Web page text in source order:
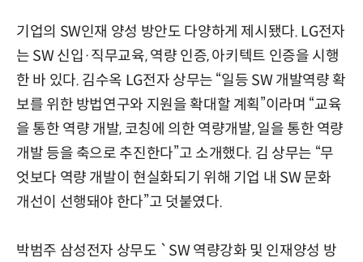
기업의 SW인재 양성 방안도 다양하게 제시됐다. LG전자
는 SW 신입·직무교육, 역량 인증, 아키텍트 인증을 시행
한 바 있다. 김수옥 LG전자 상무는 “일등 SW 개발역량 확
보를 위한 방법연구와 지원을 확대할 계획”이라며 “교육
을 통한 역량 개발, 코칭에 의한 역량개발, 일을 통한 역량
개발 등을 축으로 추진한다”고 소개했다. 김 상무는 “무
엇보다 역량 개발이 현실화되기 위해 기업 내 SW 문화
개선이 선행돼야 한다”고 덧붙였다.
박범주 삼성전자 상무도 `SW 역량강화 및 인재양성 방